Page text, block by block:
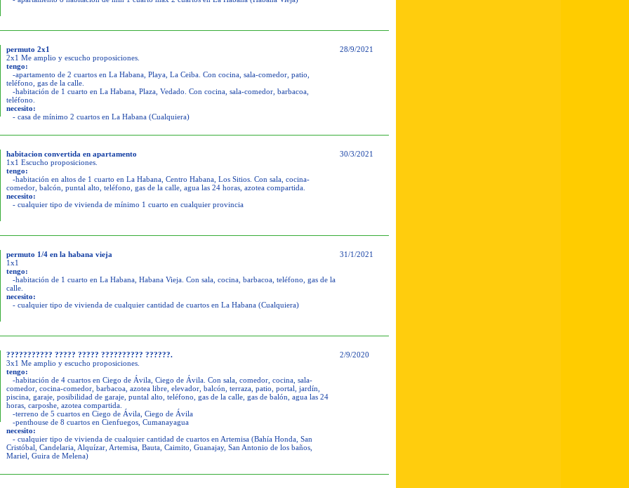
permuto 2x1
2x1 Me amplio y escucho proposiciones.
tengo:
-apartamento de 2 cuartos en La Habana, Playa, La Ceiba. Con cocina, sala-comedor, patio,
teléfono, gas de la calle.
-habitación de 1 cuarto en La Habana, Plaza, Vedado. Con cocina, sala-comedor, barbacoa,
teléfono.
necesito:
- casa de mínimo 2 cuartos en La Habana (Cualquiera)
28/9/2021
habitacion convertida en apartamento
1x1 Escucho proposiciones.
tengo:
-habitación en altos de 1 cuarto en La Habana, Centro Habana, Los Sitios. Con sala, cocina-
comedor, balcón, puntal alto, teléfono, gas de la calle, agua las 24 horas, azotea compartida.
necesito:
- cualquier tipo de vivienda de mínimo 1 cuarto en cualquier provincia
30/3/2021
permuto 1/4 en la habana vieja
1x1
tengo:
-habitación de 1 cuarto en La Habana, Habana Vieja. Con sala, cocina, barbacoa, teléfono, gas de la
calle.
necesito:
- cualquier tipo de vivienda de cualquier cantidad de cuartos en La Habana (Cualquiera)
31/1/2021
??????????? ????? ????? ?????????? ??????.
3x1 Me amplio y escucho proposiciones.
tengo:
-habitación de 4 cuartos en Ciego de Ávila, Ciego de Ávila. Con sala, comedor, cocina, sala-
comedor, cocina-comedor, barbacoa, azotea libre, elevador, balcón, terraza, patio, portal, jardín,
piscina, garaje, posibilidad de garaje, puntal alto, teléfono, gas de la calle, gas de balón, agua las 24
horas, carposhe, azotea compartida.
-terreno de 5 cuartos en Ciego de Ávila, Ciego de Ávila
-penthouse de 8 cuartos en Cienfuegos, Cumanayagua
necesito:
- cualquier tipo de vivienda de cualquier cantidad de cuartos en Artemisa (Bahía Honda, San
Cristóbal, Candelaria, Alquízar, Artemisa, Bauta, Caimito, Guanajay, San Antonio de los baños,
Mariel, Guira de Melena)
2/9/2020